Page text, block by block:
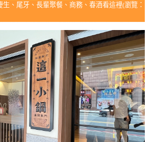
、尾牙、長輩聚餐、商務、春酒看這裡(瀏覽：